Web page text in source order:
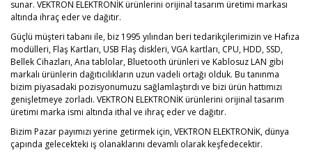
sunar. VEKTRON ELEKTRONİK ürünlerini orijinal tasarım üretimi markası
altında ihraç eder ve dağıtır.
Güçlü müşteri tabanı ile, biz 1995 yılından beri tedarikçilerimizin ve Hafıza
modülleri, Flaş Kartları, USB Flaş diskleri, VGA kartları, CPU, HDD, SSD,
Bellek Cihazları, Ana tablolar, Bluetooth ürünleri ve Kablosuz LAN gibi
markalı ürünlerin dağıtıcılıkların uzun vadeli ortağı olduk. Bu tanınma
bizim piyasadaki pozisyonumuzu sağlamlaştırdı ve bizi ürün hattımızı
genişletmeye zorladı. VEKTRON ELEKTRONİK ürünlerini orijinal tasarım
üretimi marka ismi altında ithal ve ihraç eder ve dağıtır.
Bizim Pazar payımızı yerine getirmek için, VEKTRON ELEKTRONİK, dünya
çapında gelecekteki iş olanaklarını devamlı olarak keşfedecektir.